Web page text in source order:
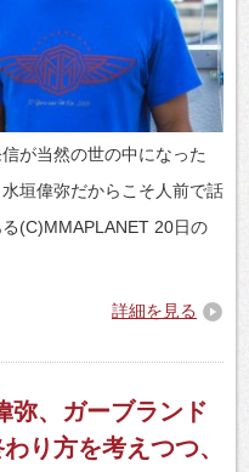
が当然の世の中になった
垣偉弥だからこそ人前で話
(C)MMAPLANET 20日の
詳細を見る
弥、ガーブランド
り方を考えつつ、